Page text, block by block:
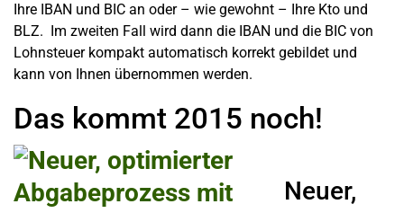
Ihre IBAN und BIC an oder – wie gewohnt – Ihre Kto und
BLZ. Im zweiten Fall wird dann die IBAN und die BIC von
Lohnsteuer kompakt automatisch korrekt gebildet und
kann von Ihnen übernommen werden.
Das kommt 2015 noch!
Neuer,